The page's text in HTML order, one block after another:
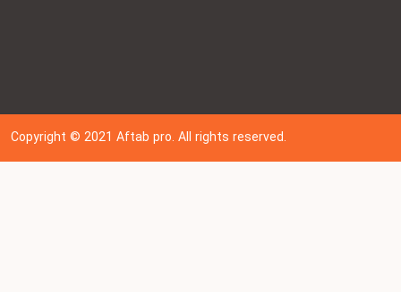
Copyright © 202 1Aftab pro. All rights reserved.